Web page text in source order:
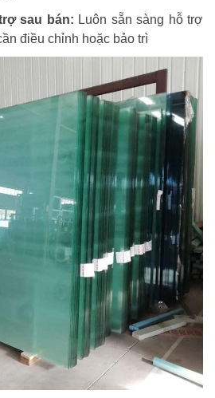
sau bán: Luôn sẵn sàng hỗ trợ
điều chỉnh hoặc bảo trì